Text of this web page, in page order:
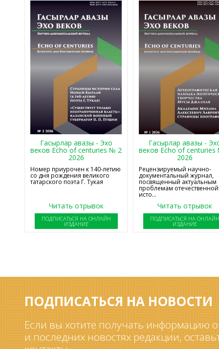
Гасырлар авазы - Эхо
веков Echo of centuries № 2
2026
Номер приурочен к 140-летию
со дня рождения великого
татарского поэта Г. Тукая
Читать отрывок
ПОДПИСАТЬСЯ НА ОНЛАЙН
ИЗДАНИЕ
Гасырлар авазы -
веков Echo of
2026
Рецензируемый научно-
документальный журнал,
посвященный актуальным
проблемам отечественной
исто...
Читать отрывок
ПОДПИСАТЬСЯ НА
ИЗДАНИЕ
ПОДПИСАТЬСЯ НА НОВОСТИ
Если вы хотите получать информацию
и последних новостях редакции,